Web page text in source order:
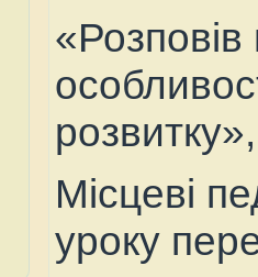
«Розповів
Місцеві
уроку